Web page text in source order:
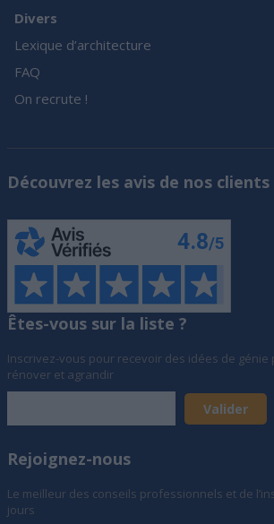
Divers
Lexique d’architecture
FAQ
On recrute !
Découvrez les avis de nos clients
Êtes-vous sur la liste ?
Inscrivez-vous pour recevoir des idées de génie
rénover et agrandir
Rejoignez-nous
Le meilleur des conseils professionnels et de
jours